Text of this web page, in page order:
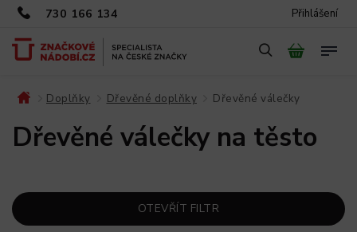
730 166 134 Přihlášení
Doplňky Dřevěné doplňky Dřevěné válečky
Dřevěné válečky na těsto
OTEVŘÍT FILTR